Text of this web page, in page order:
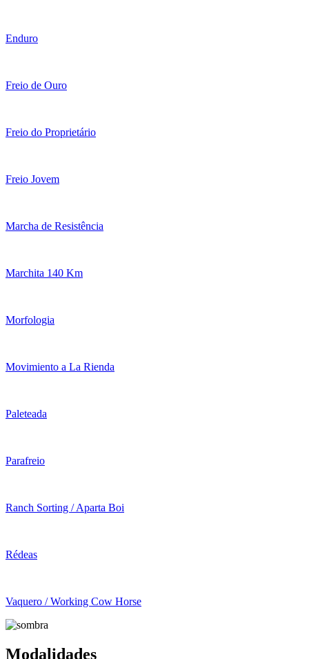
Enduro
Freio de Ouro
Freio do Proprietário
Freio Jovem
Marcha de Resistência
Marchita 140 Km
Morfologia
Movimiento a La Rienda
Paleteada
Parafreio
Ranch Sorting / Aparta Boi
Rédeas
Vaquero / Working Cow Horse
Modalidades